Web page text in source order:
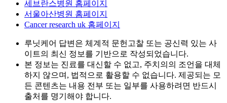
세브란스병원 홈페이지
서울아산병원 홈페이지
Cancer research uk 홈페이지
루닛케어 답변은 체계적 문헌고찰 또는 공신력 있는 사
이트의 최신 정보를 기반으로 작성되었습니다.
본 정보는 진료를 대신할 수 없고, 주치의의 조언을 대체
하지 않으며, 법적으로 활용할 수 없습니다. 제공되는 모
든 콘텐츠는 내용 전부 또는 일부를 사용하려면 반드시
출처를 명기해야 합니다.